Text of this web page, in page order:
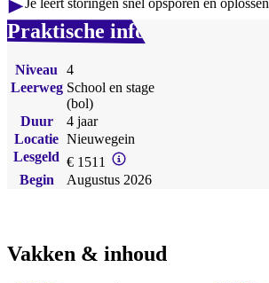
Je leert storingen snel opsporen en oplossen
Praktische info
Niveau
4
Leerweg School en stage
(bol)
Duur
4 jaar
Locatie Nieuwegein
Lesgeld € 1511
Begin
Augustus 2026
Vakken & inhoud